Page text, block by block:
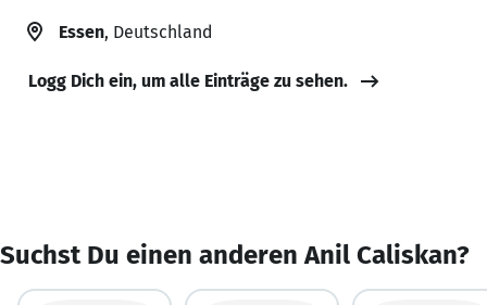
Essen, Deutschland
Logg Dich ein, um alle Einträge zu sehen.
Suchst Du einen anderen Anil Caliskan?